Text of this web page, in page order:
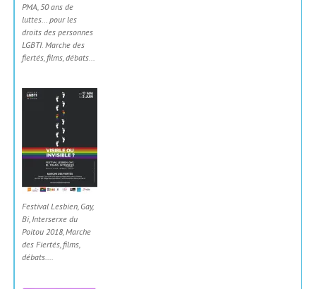
PMA, 50 ans de
luttes... pour les
droits des personnes
LGBTI. Marche des
fiertés, films, débats...
Festival Lesbien, Gay,
Bi, Interserxe du
Poitou 2018, Marche
des Fiertés, films,
débats....